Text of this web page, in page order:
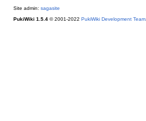
Site admin: sagasite
PukiWiki 1.5.4© 2001-2022 PukiWiki Development Team